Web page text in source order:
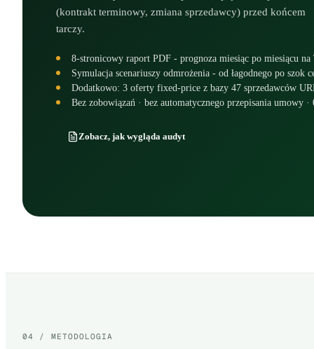
(kontrakt terminowy, zmiana sprzedawcy) przed końcem
tarczy.
8-stronicowy raport PDF - prognoza miesiąc po miesiącu na
Symulacja scenariuszy odmrożenia - od łagodnego po szok
Dodatkowo: 3 oferty fixed-price z bazy 47 sprzedawców
Bez zobowiązań · bez automatycznego przepisania umowy
Zobacz, jak wygląda audyt
04 / METODOLOGIA